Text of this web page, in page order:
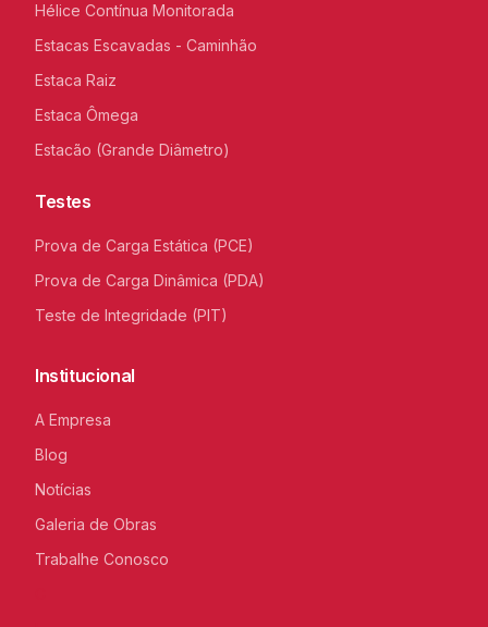
Hélice Contínua Monitorada
Estacas Escavadas - Caminhão
Estaca Raiz
Estaca Ômega
Estacão (Grande Diâmetro)
Testes
Prova de Carga Estática (PCE)
Prova de Carga Dinâmica (PDA)
Teste de Integridade (PIT)
Institucional
A Empresa
Blog
Notícias
Galeria de Obras
Trabalhe Conosco